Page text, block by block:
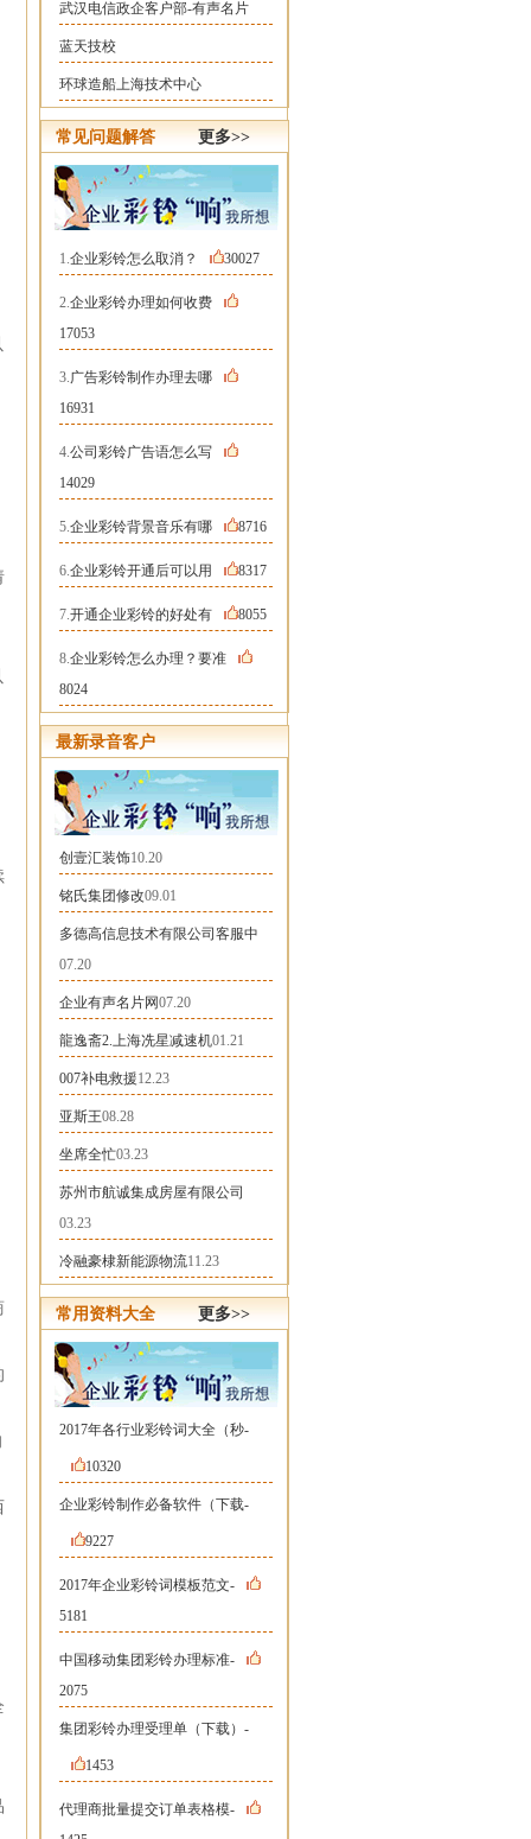
武汉电信政企客户部-有声名片
蓝天技校
环球造船上海技术中心
常见问题解答更多>>
1.企业彩铃怎么取消？ 30027
2.企业彩铃办理如何收费
17053
3.广告彩铃制作办理去哪
16931
4.公司彩铃广告语怎么写
14029
5.企业彩铃背景音乐有哪 8716
6.企业彩铃开通后可以用 8317
7.开通企业彩铃的好处有 8055
8.企业彩铃怎么办理？要准
8024
最新录音客户
创壹汇装饰10.20
铭氏集团修改09.01
多德高信息技术有限公司客服中
07.20
企业有声名片网07.20
龍逸斋2.上海冼星减速机01.21
007补电救援12.23
亚斯王08.28
坐席全忙03.23
苏州市航诚集成房屋有限公司
03.23
冷融豪棣新能源物流11.23
常用资料大全更多>>
2017年各行业彩铃词大全（秒-
10320
企业彩铃制作必备软件（下载-
9227
2017年企业彩铃词模板范文-
5181
中国移动集团彩铃办理标准-
2075
集团彩铃办理受理单（下载）-
1453
代理商批量提交订单表格模-